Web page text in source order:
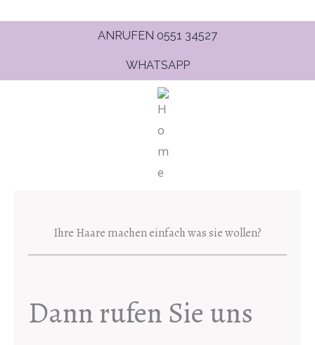
ANRUFEN 0551 34527
WHATSAPP
Ihre Haare machen einfach was sie wollen?
Dann rufen Sie uns